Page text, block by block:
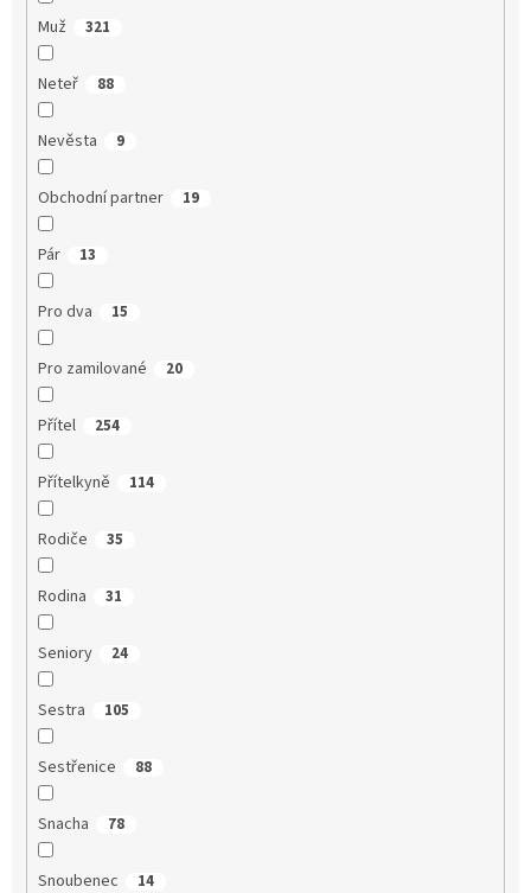
Muž 321
Neteř 88
Nevěsta 9
Obchodní partner 19
Pár 13
Pro dva 15
Pro zamilované 20
Přítel 254
Přítelkyně 114
Rodiče 35
Rodina 31
Seniory 24
Sestra 105
Sestřenice 88
Snacha 78
Snoubenec 14